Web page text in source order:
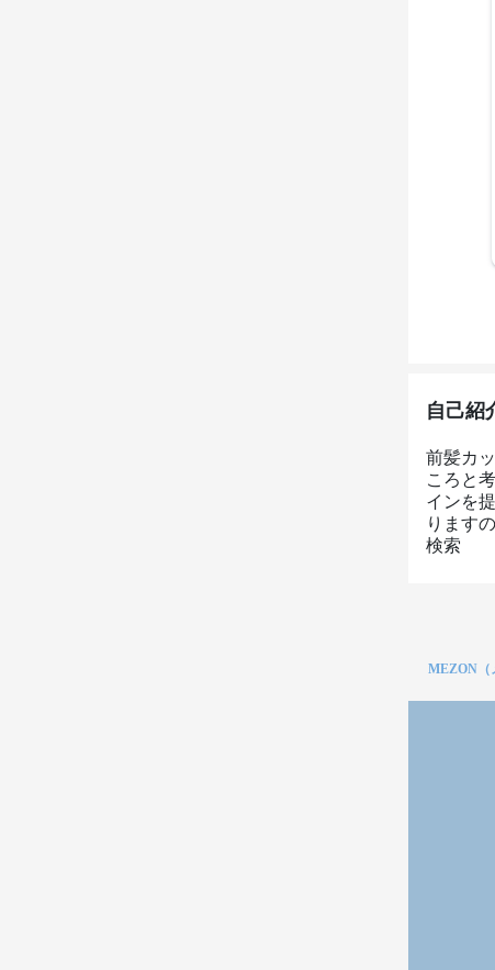
自己紹
前髪カ
ころと
インを
ります
検索
MEZON（